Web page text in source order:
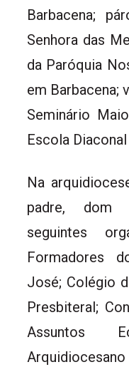
Barbacena;
Senhora das
da Paróquia
em Barbacena;
Seminário
Escola
Na
padre, dom
seguintes
Formadores
José; Colégio
Presbiteral;
Assuntos